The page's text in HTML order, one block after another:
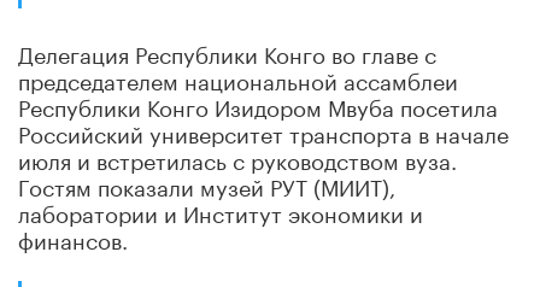
Делегация Республики Конго во главе с
председателем национальной ассамблеи
Республики Конго Изидором Мвуба посетила
Российский университет транспорта в начале
июля и встретилась с руководством вуза.
Гостям показали музей РУТ (МИИТ),
лаборатории и Институт экономики и
финансов.